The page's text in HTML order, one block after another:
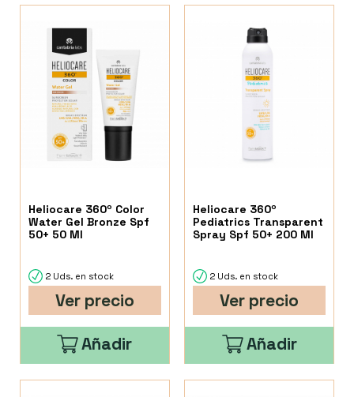
Heliocare 360º Color
Water Gel Bronze Spf
50+ 50 Ml
2 Uds. en stock
Ver precio
Añadir
Heliocare 360º
Pediatrics Transparent
Spray Spf 50+ 200 Ml
2 Uds. en stock
Ver precio
Añadir